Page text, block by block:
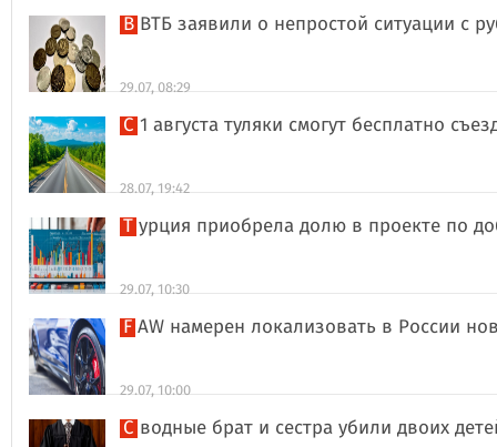
В ВТБ заявили о непростой ситуации с
29.07, 08:29
С 1 августа туляки смогут бесплатно
28.07, 19:42
Турция приобрела долю в проекте по
29.07, 10:30
FAW намерен локализовать в России
29.07, 10:00
Сводные брат и сестра убили двоих